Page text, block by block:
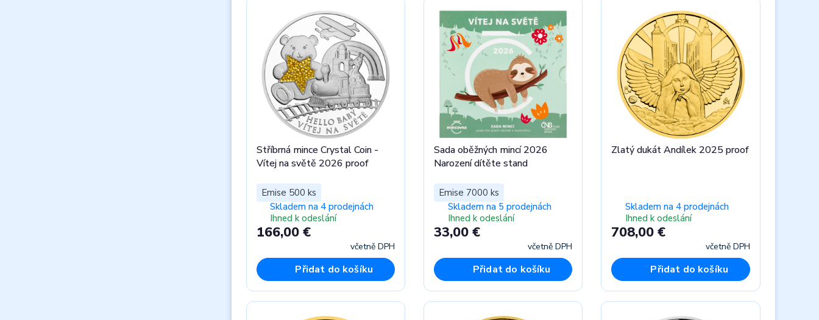
Stříbrná mince Crystal Coin -
Vítej na světě 2026 proof
Emise 500 ks
Skladem na 4 prodejnách
Ihned k odeslání
166,00 €
včetně DPH
Přidat do košíku
Sada oběžných mincí 2026
Narození dítěte stand
Emise 7000 ks
Skladem na 5 prodejnách
Ihned k odeslání
33,00 €
včetně DPH
Přidat do košíku
Zlatý dukát Andílek 2025 proof
Skladem na 4 prodejnách
Ihned k odeslání
708,00 €
včetně DPH
Přidat do košíku